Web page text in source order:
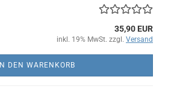
35,90 EUR
inkl. 19% MwSt. zzgl. Versand
IN DEN WARENKORB